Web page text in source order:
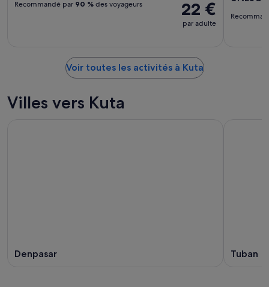
22 €
par adulte
Recommandé par 90 % des voyageurs
Voir toutes les activités à Kuta
Villes vers Kuta
Denpasar Tuban